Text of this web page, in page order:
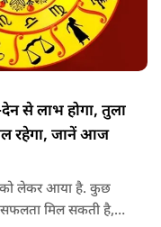
से लाभ होगा, तुला
रहेगा, जानें आज
लेकर आया है. कुछ
सफलता मिल सकती है,